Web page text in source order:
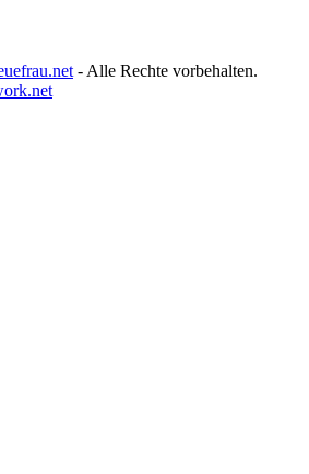
- Alle Rechte vorbehalten.